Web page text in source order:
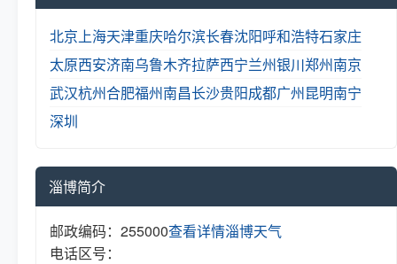
北京 上海天津重庆哈尔滨长春沈阳呼和浩特石家庄
太原西安济南乌鲁木齐拉萨西宁兰州银川郑州南京
武汉杭州合肥福州南昌长沙贵阳成都广州昆明南宁
深圳
淄博简介
邮政编码：255000
电话区号：
查看详情淄博天气